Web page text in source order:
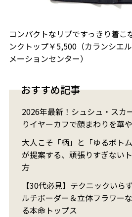
コンパクトなリブですっきり着こ
ンクトップ￥5,500（カランシエ
メーションセンター）
おすすめ記事
2026年最新！シュシュ・スカ
りイヤーカフで顔まわりを華
大人こそ「柄」と「ゆるボト
が提案する、頑張りすぎない
方
【30代必見】テクニックいら
ルチボーダー＆立体フラワー
る本命トップス